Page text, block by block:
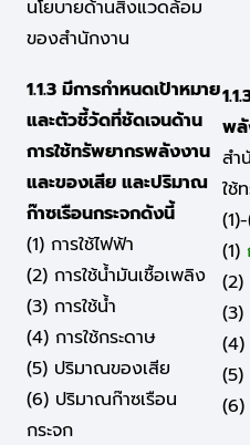
นโยบายด้านสิ่งแวดล้อม
ของสำนักงาน
1.1.3 มีการกำหนดเป้าหมาย
และตัวชี้วัดที่ชัดเจนด้าน
การใช้ทรัพยากรพลังงาน
และของเสีย และปริมาณ
ก๊าซเรือนกระจกดังนี้
(1) การใช้ไฟฟ้า
(2) การใช้น้ำมันเชื้อเพลิง
(3) การใช้น้ำ
(4) การใช้กระดาษ
(5) ปริมาณของเสีย
(6) ปริมาณก๊าซเรือน
กระจก
พลั
สำ
ใช้
(1)
(2)
(3)
(4)
(5)
(6)